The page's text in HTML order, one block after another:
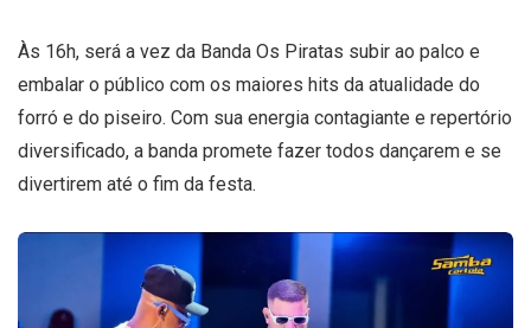
Às 16h, será a vez da Banda Os Piratas subir ao palco e
embalar o público com os maiores hits da atualidade do
forró e do piseiro. Com sua energia contagiante e repertório
diversificado, a banda promete fazer todos dançarem e se
divertirem até o fim da festa.